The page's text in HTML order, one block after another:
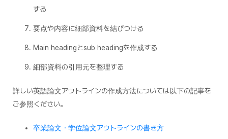
する
要点や内容に細部資料を結びつける
Main headingとsub headingを作成する
細部資料の引用元を整理する
詳しい英語論文アウトラインの作成方法については以下の記事を
ご参照ください。
卒業論文・学位論文アウトラインの書き方